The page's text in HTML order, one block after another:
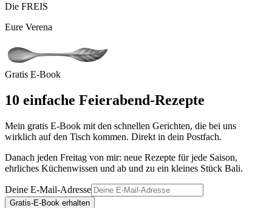
Die FREIS
Eure Verena
Gratis E-Book
10 einfache Feierabend-Rezepte
Mein gratis E-Book mit den schnellen Gerichten, die bei uns
wirklich auf den Tisch kommen. Direkt in dein Postfach.
Danach jeden Freitag von mir: neue Rezepte für jede Saison,
ehrliches Küchenwissen und ab und zu ein kleines Stück Bali.
Deine E-Mail-Adresse
Gratis-E-Book erhalten